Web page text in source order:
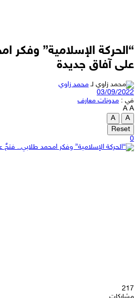
“الحركة الإسلامية” وفكر
على آفاق جديدة
لـ محمد زاوي
03/09/2022
في : مدونات معارف
A A
A
A
Reset
0
217